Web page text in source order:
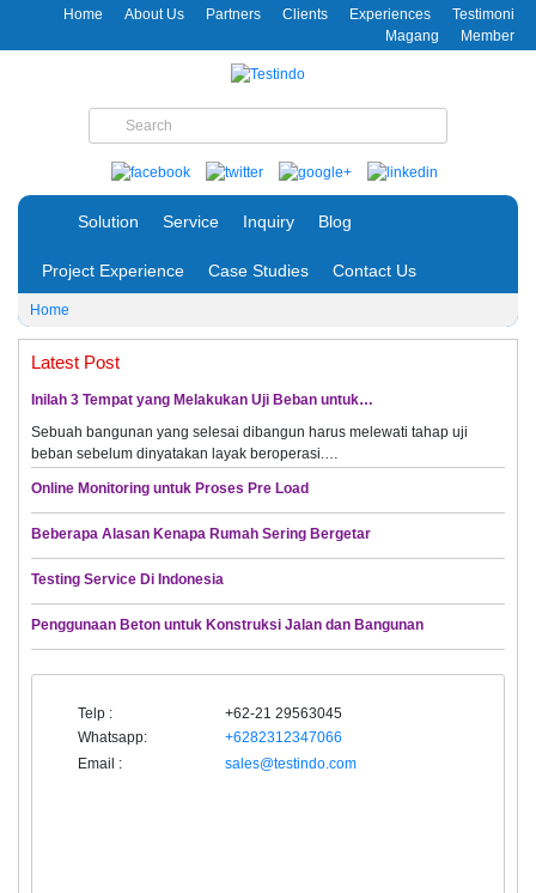
Home About Us Partners Clients Experiences
Testimoni
Magang
Member
Solution Service Inquiry Blog
Project Experience Case Studies Contact Us
Home
Latest Post
Inilah 3 Tempat yang Melakukan Uji Beban untuk…
Sebuah bangunan yang selesai dibangun harus melewati tahap uji
beban sebelum dinyatakan layak beroperasi.…
Online Monitoring untuk Proses Pre Load
Beberapa Alasan Kenapa Rumah Sering Bergetar
Testing Service Di Indonesia
Penggunaan Beton untuk Konstruksi Jalan dan Bangunan
Telp :
+62-21 29563045
Whatsapp:
+6282312347066
Email :
sales@testindo.com